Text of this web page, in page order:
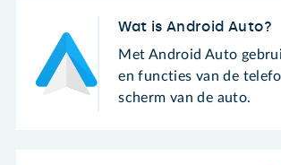
Wat is Android Auto?
Met Android Auto
en functies van de
scherm van de auto.